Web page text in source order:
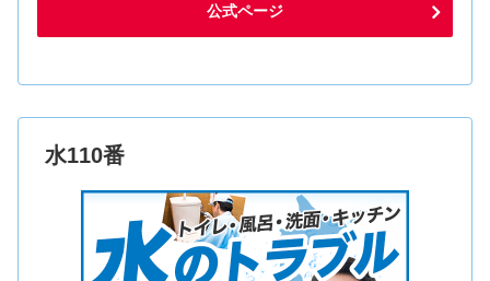
公式ページ
水110番